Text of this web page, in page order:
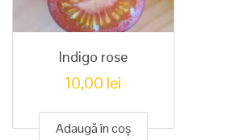
Indigo rose
10,00 lei
Adaugă în coș